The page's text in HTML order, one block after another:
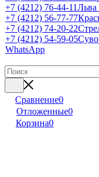
+7 (4212) 76-44-11Льва
+7 (4212) 56-77-77
+7 (4212) 74-20-22
+7 (4212) 54-59-05
WhatsApp
Сравнение0
Отложенные0
Корзина0